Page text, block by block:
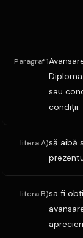
Paragraf 1
sau
condiţii:
litera A)să aibă
litera B)sa fi